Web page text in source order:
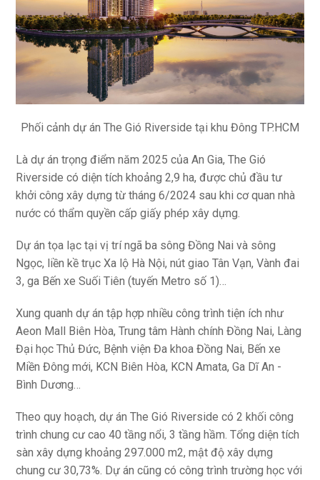
Phối cảnh dự án The Gió Riverside tại khu Đông TP.HCM
Là dự án trọng điểm năm 2025 của An Gia, The Gió
Riverside có diện tích khoảng 2,9 ha, được chủ đầu tư
khởi công xây dựng từ tháng 6/2024 sau khi cơ quan nhà
nước có thẩm quyền cấp giấy phép xây dựng.
Dự án tọa lạc tại vị trí ngã ba sông Đồng Nai và sông
Ngọc, liền kề trục Xa lộ Hà Nội, nút giao Tân Vạn, Vành đai
3, ga Bến xe Suối Tiên (tuyến Metro số 1)…
Xung quanh dự án tập hợp nhiều công trình tiện ích như
Aeon Mall Biên Hòa, Trung tâm Hành chính Đồng Nai, Làng
Đại học Thủ Đức, Bệnh viện Đa khoa Đồng Nai, Bến xe
Miền Đông mới, KCN Biên Hòa, KCN Amata, Ga Dĩ An -
Bình Dương…
Theo quy hoạch, dự án The Gió Riverside có 2 khối công
trình chung cư cao 40 tầng nổi, 3 tầng hầm. Tổng diện tích
sàn xây dựng khoảng 297.000 m2, mật độ xây dựng
chung cư 30,73%. Dự án cũng có công trình trường học với